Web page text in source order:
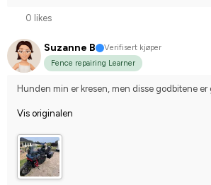
0 likes
Suzanne B
Verifisert kjøper
Fence repairing Learner
Hunden min er kresen, men disse godbitene
Vis originalen